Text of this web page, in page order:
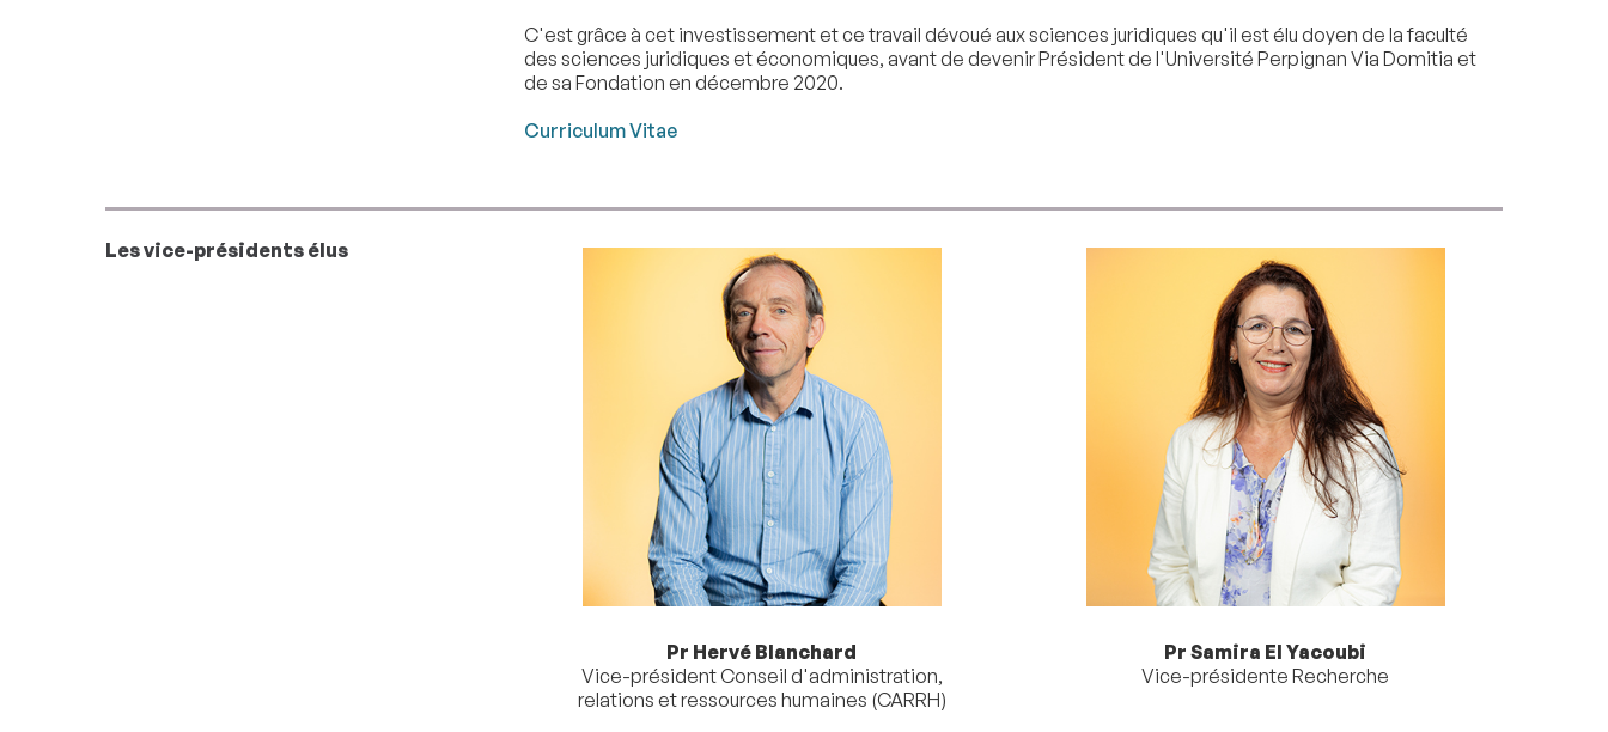
C'est grâce à cet investissement et ce travail dévoué aux sciences juridiques qu'il est élu doyen de la faculté
des sciences juridiques et économiques, avant de devenir Président de l'Université Perpignan Via Domitia et
de sa Fondation en décembre 2020.
Curriculum Vitae
Les vice-présidents élus
Pr Hervé Blanchard
Vice-président Conseil d'administration,
relations et ressources humaines (CARRH)
Pr Samira El Yacoubi
Vice-présidente Recherche